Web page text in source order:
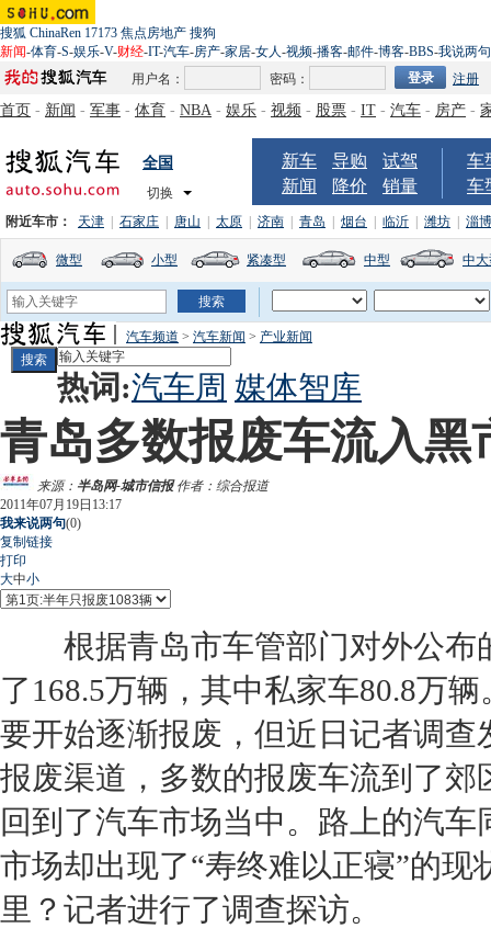
搜狐 ChinaRen 17173 焦点房地产 搜狗
新闻-体育-S-娱乐-V-财经-IT-汽车-房产-家居-女人-视频-播客-邮件-博客-BBS-我说两句
用户名：
密码： 注册
首页 - 新闻 - 军事 - 体育 - NBA - 娱乐 - 视频 - 股票 - IT - 汽车 - 房产 -
全国
切换
新车 导购
试驾
新闻
降价 销量
车
车
附近车市： 天津 石家庄 唐山 太原 济南 青岛 烟台 临沂 潍坊 淄博
微型 小型 紧凑型 中型 中
汽车频道 > 汽车新闻 > 产业新闻
热词:汽车周 媒体智库
青岛多数报废车流入黑
来源： 半岛网-城市信报作者：综合报道
2011年07月19日13:17
我来说两句(0)
复制链接
打印
大中小
根据青岛市车管部门对外公布
了168.5万辆，其中私家车80.8万
要开始逐渐报废，但近日记者调
报废渠道，多数的报废车流到了
回到了汽车市场当中。路上的汽
市场却出现了“寿终难以正寝”的
里？记者进行了调查探访。